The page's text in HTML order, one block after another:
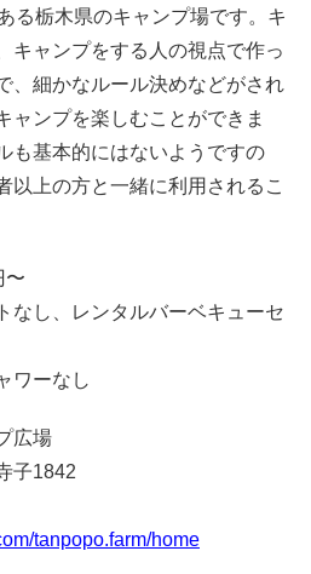
る栃木県のキャンプ場です。キ
キャンプをする人の視点で作っ
、細かなルール決めなどがされ
ャンプを楽しむことができま
も基本的にはないようですの
以上の方と一緒に利用されるこ
〜
なし、レンタルバーベキューセ
ワーなし
広場
子1842
tanpopo.farm/home